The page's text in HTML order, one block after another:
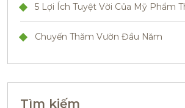
5 Lợi Ích Tuyệt Vời Của Mỹ Phẩm
Chuyến Thăm Vườn Đầu Năm
Tìm kiếm